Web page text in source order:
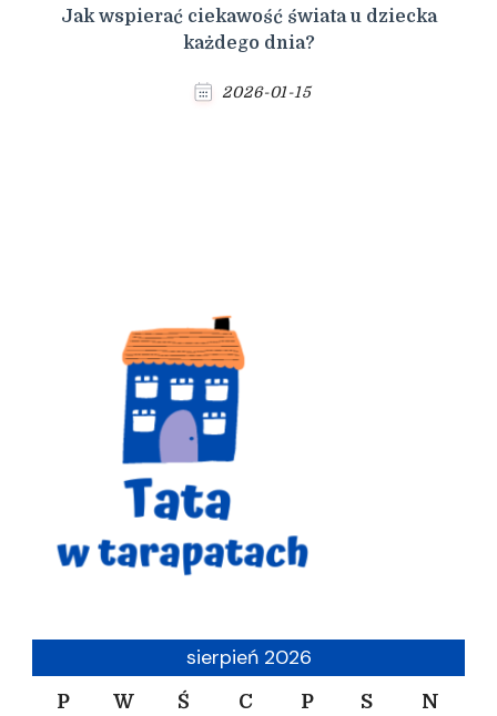
Jak wspierać ciekawość świata u dziecka
każdego dnia?
2026-01-15
sierpień 2026
P W Ś C P S N